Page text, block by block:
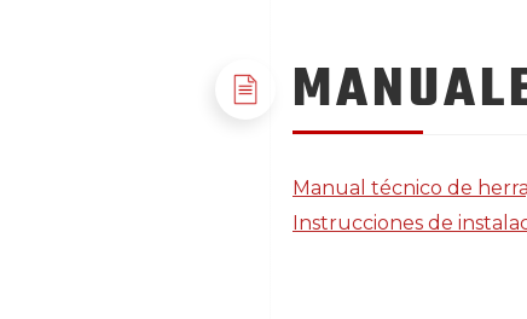
Manual técnico de
Instrucciones de